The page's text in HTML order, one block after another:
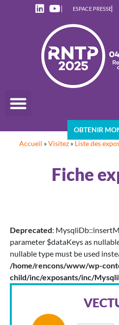
ESPACE PRESSE
OBTENIR
Accueil »Visitez» Liste des
Fiche
Deprecated:
parameter $dataKeys as
nullable type must be used
/home/rencons/www/wp-
child/inc/exposants/inc/